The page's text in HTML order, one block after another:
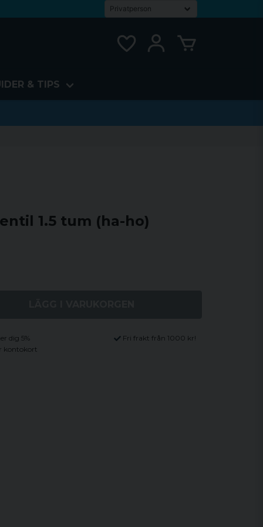
& TIPS
1.5 tum (ha-ho)
dig 5%
Fri frakt från 1000 kr!
kontokort